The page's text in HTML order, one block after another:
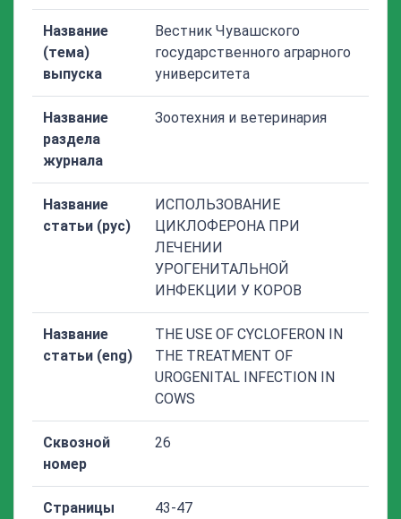
Название
(тема)
выпуска
Вестник Чувашского
государственного аграрного
университета
Название
раздела
журнала
Зоотехния и ветеринария
Название
статьи (рус)
ИСПОЛЬЗОВАНИЕ
ЦИКЛОФЕРОНА ПРИ
ЛЕЧЕНИИ
УРОГЕНИТАЛЬНОЙ
ИНФЕКЦИИ У КОРОВ
Название
статьи (eng)
THE USE OF CYCLOFERON IN
THE TREATMENT OF
UROGENITAL INFECTION IN
COWS
Сквозной
номер
26
Страницы 43-47